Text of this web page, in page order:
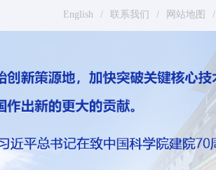
English / 联系我们 / 网站地图 /